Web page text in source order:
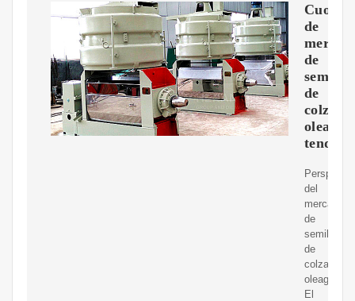
Cuota
de
de
semillas
de
colza
del
mercado
de
semillas
de
colza
El